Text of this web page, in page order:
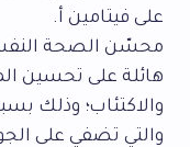
على فيتامين أ.
محسّن الصحة
هائلة على تحسين
والاكتئاب؛ وذلك
والتي تضفي على